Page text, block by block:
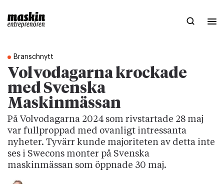
Branschnytt
Volvodagarna krockade
med Svenska
Maskinmässan
På Volvodagarna 2024 som rivstartade 28 maj
var fullproppad med ovanligt intressanta
nyheter. Tyvärr kunde majoriteten av detta inte
ses i Swecons monter på Svenska
maskinmässan som öppnade 30 maj.